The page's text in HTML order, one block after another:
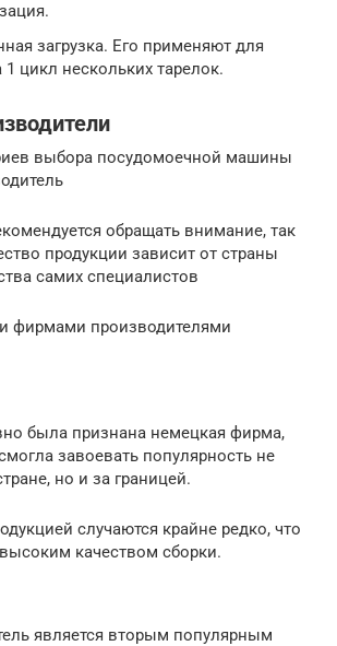
загрузка. Его применяют для
цикл нескольких тарелок.
выбора посудомоечной машины
обращать внимание, так
продукции зависит от страны
самих специалистов
фирмами производителями
была признана немецкая фирма,
завоевать популярность не
но и за границей.
случаются крайне редко, что
качеством сборки.
является вторым популярным